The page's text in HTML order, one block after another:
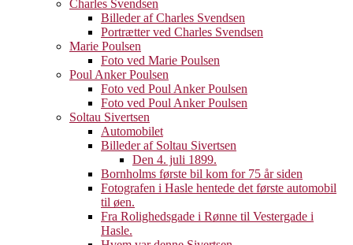
Charles Svendsen
Billeder af Charles Svendsen
Portrætter ved Charles Svendsen
Marie Poulsen
Foto ved Marie Poulsen
Poul Anker Poulsen
Foto ved Poul Anker Poulsen
Foto ved Poul Anker Poulsen
Soltau Sivertsen
Automobilet
Billeder af Soltau Sivertsen
Den 4. juli 1899.
Bornholms første bil kom for 75 år siden
Fotografen i Hasle hentede det første automobil
til øen.
Fra Rolighedsgade i Rønne til Vestergade i
Hasle.